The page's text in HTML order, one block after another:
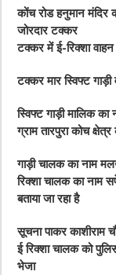
कोंच रोड हनुमान मंदिर
जोरदार टक्कर
टक्कर में ई-रिक्शा
टक्कर मार स्विफ्ट
स्विफ्ट गाड़ी मालिक
ग्राम तारपुरा कोच क्षेत्र
गाड़ी चालक का नाम
रिक्शा चालक का नाम
बताया जा रहा है
सूचना पाकर काशीराम
ई रिक्शा चालक को
भेजा